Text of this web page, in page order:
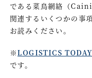
である菜鳥網絡（
関連するいくつかの事
お読みください。
※LOGISTICS TODAY
です。